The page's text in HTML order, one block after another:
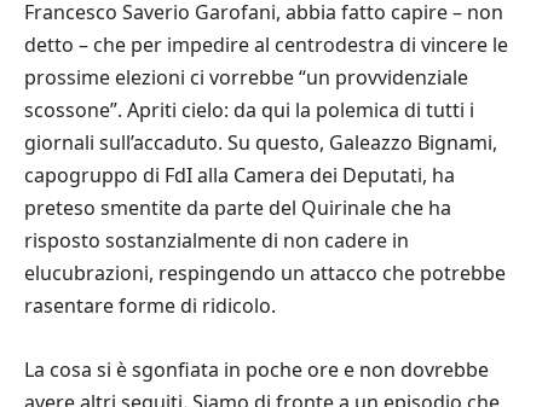
Francesco Saverio Garofani, abbia fatto capire – non
detto – che per impedire al centrodestra di vincere le
prossime elezioni ci vorrebbe “un provvidenziale
scossone”. Apriti cielo: da qui la polemica di tutti i
giornali sull’accaduto. Su questo, Galeazzo Bignami,
capogruppo di FdI alla Camera dei Deputati, ha
preteso smentite da parte del Quirinale che ha
risposto sostanzialmente di non cadere in
elucubrazioni, respingendo un attacco che potrebbe
rasentare forme di ridicolo.
La cosa si è sgonfiata in poche ore e non dovrebbe